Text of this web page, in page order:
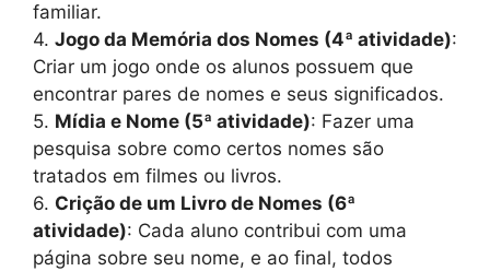
familiar.
4. Jogo da Memória dos Nomes (4ª atividade):
Criar um jogo onde os alunos possuem que
encontrar pares de nomes e seus significados.
5. Mídia e Nome (5ª atividade): Fazer uma
pesquisa sobre como certos nomes são
tratados em filmes ou livros.
6. Crição de um Livro de Nomes (6ª
atividade): Cada aluno contribui com uma
página sobre seu nome, e ao final, todos